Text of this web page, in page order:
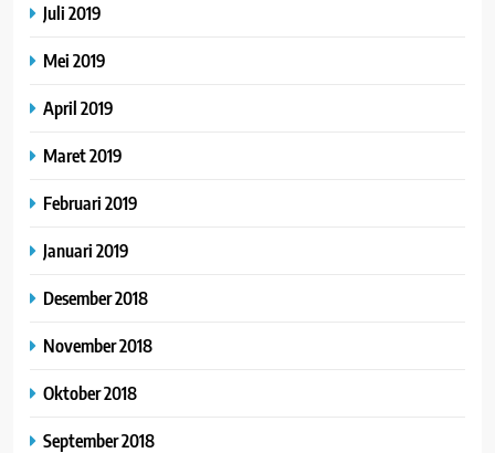
Juli 2019
Mei 2019
April 2019
Maret 2019
Februari 2019
Januari 2019
Desember 2018
November 2018
Oktober 2018
September 2018